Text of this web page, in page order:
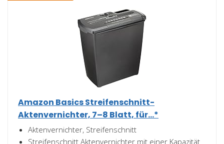
Amazon Basics Streifenschnitt-
Aktenvernichter, 7–8 Blatt, für...*
Aktenvernichter, Streifenschnitt
Streifenschnitt Aktenvernichter mit einer Kapazität